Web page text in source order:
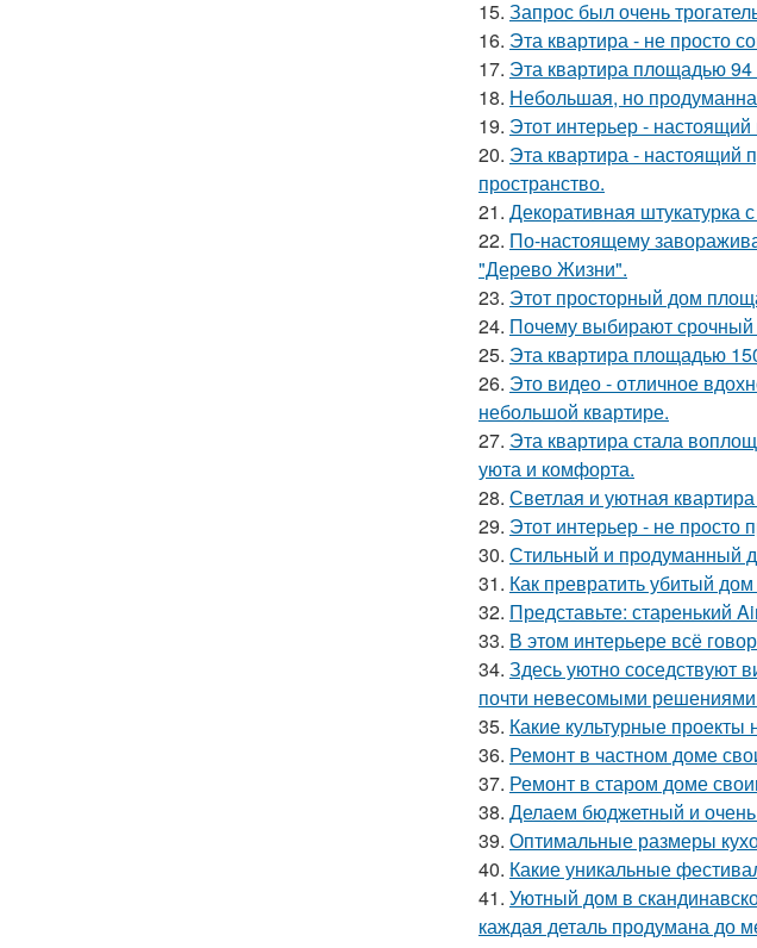
15. Запрос был очень
16. Эта квартира - не просто
17. Эта квартира площадью 94
18. Небольшая, но
19. Этот интерьер -
20. Эта квартира - настоящий
пространство.
21. Декоративная штукатурка
22. По-настоящему
"Дерево Жизни".
23. Этот просторный дом
24. Почему выбирают
25. Эта квартира площадью
26. Это видео - отличное
небольшой квартире.
27. Эта квартира стала
уюта и комфорта.
28. Светлая и уютная
29. Этот интерьер - не просто
30. Стильный и продуманный
31. Как превратить убитый
32. Представьте: старенький
33. В этом интерьере всё
34. Здесь уютно соседствуют
почти невесомыми
35. Какие культурные
36. Ремонт в частном доме
37. Ремонт в старом доме
38. Делаем бюджетный и
39. Оптимальные размеры
40. Какие уникальные
41. Уютный дом в
каждая деталь продумана до